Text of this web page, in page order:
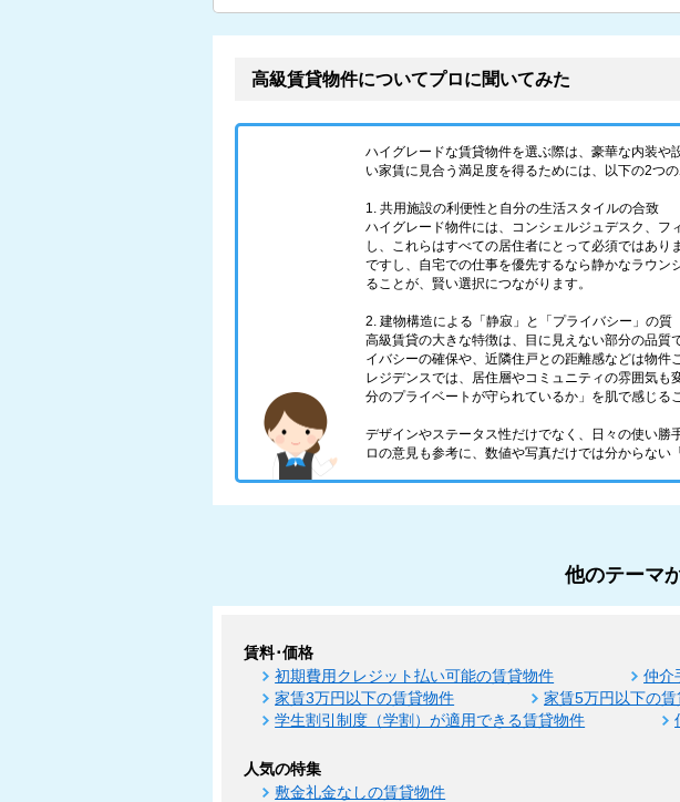
高級賃貸物件についてプロに聞いてみた
ハイグレードな賃貸物件を選ぶ際は、豪華な内装
い家賃に見合う満足度を得るためには、以下の2つ
1. 共用施設の利便性と自分の生活スタイルの合致
ハイグレード物件には、コンシェルジュデスク、
し、これらはすべての居住者にとって必須ではあ
ですし、自宅での仕事を優先するなら静かなラウン
ることが、賢い選択につながります。
2. 建物構造による「静寂」と「プライバシー」の質
高級賃貸の大きな特徴は、目に見えない部分の品質
イバシーの確保や、近隣住戸との距離感などは物
レジデンスでは、居住層やコミュニティの雰囲気
分のプライベートが守られているか」を肌で感じる
デザインやステータス性だけでなく、日々の使い
ロの意見も参考に、数値や写真だけでは分からない
他のテーマ
賃料･価格
初期費用クレジット払い可能の賃貸物件 仲介
家賃3万円以下の賃貸物件
家賃5万円以下の
学生割引制度（学割）が適用できる賃貸物件
人気の特集
敷金礼金なしの賃貸物件